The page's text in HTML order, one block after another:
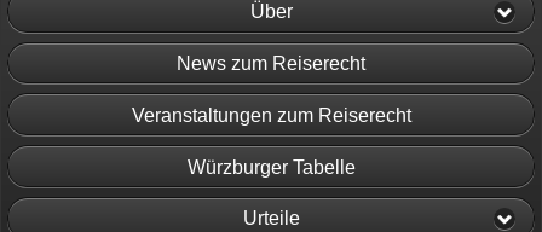
Über
News zum Reiserecht
Veranstaltungen zum Reiserecht
Würzburger Tabelle
Urteile